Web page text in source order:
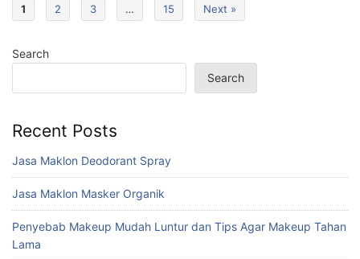
1 2 3 … 15 Next »
Search
Search
Recent Posts
Jasa Maklon Deodorant Spray
Jasa Maklon Masker Organik
Penyebab Makeup Mudah Luntur dan Tips Agar Makeup Tahan
Lama